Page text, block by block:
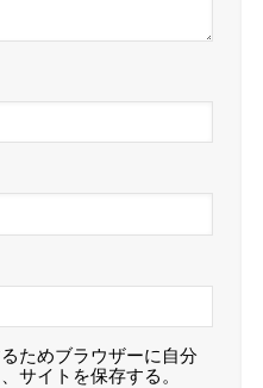
ためブラウザーに自分
サイトを保存する。